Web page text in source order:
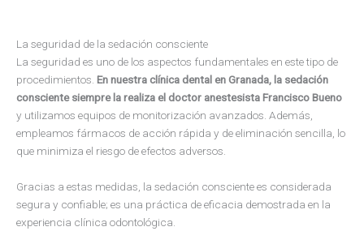
La seguridad de la sedación consciente
La seguridad es uno de los aspectos fundamentales en este tipo de
procedimientos. En nuestra clínica dental en Granada, la sedación
consciente siempre la realiza el doctor anestesista Francisco Bueno
y utilizamos equipos de monitorización avanzados. Además,
empleamos fármacos de acción rápida y de eliminación sencilla, lo
que minimiza el riesgo de efectos adversos.
Gracias a estas medidas, la sedación consciente es considerada
segura y confiable; es una práctica de eficacia demostrada en la
experiencia clínica odontológica.